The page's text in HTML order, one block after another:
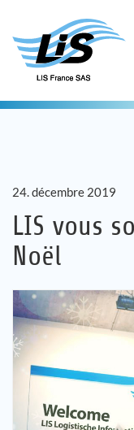
Solutions
Service
Entreprise
Carrière
24. décembre 2019
LIS vous
Noël